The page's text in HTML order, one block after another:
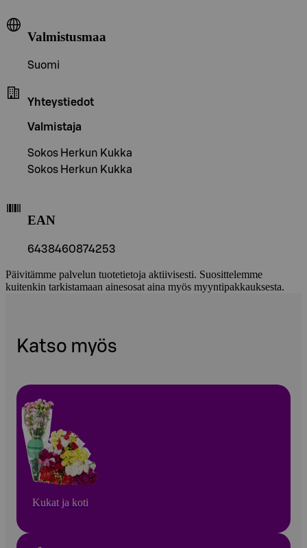
Valmistusmaa
Suomi
Yhteystiedot
Valmistaja
Sokos Herkun Kukka
Sokos Herkun Kukka
EAN
6438460874253
Päivitämme palvelun tuotetietoja aktiivisesti. Suosittelemme
kuitenkin tarkistamaan ainesosat aina myös myyntipakkauksesta.
Katso myös
Kukat ja koti